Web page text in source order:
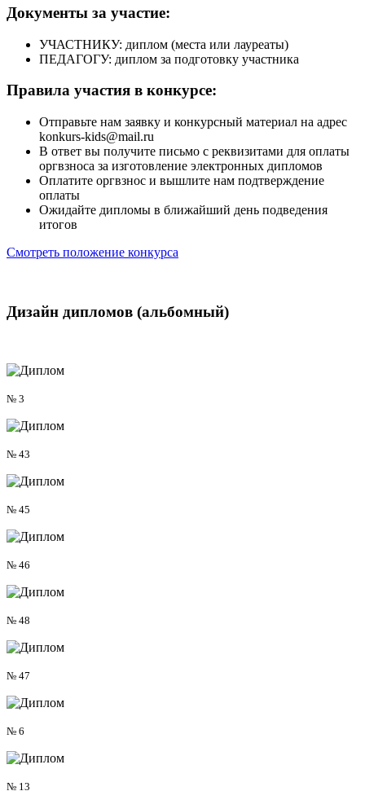
Документы за участие:
УЧАСТНИКУ: диплом (места или лауреаты)
ПЕДАГОГУ: диплом за подготовку участника
Правила участия в конкурсе:
Отправьте нам заявку и конкурсный материал на адрес
konkurs-kids@mail.ru
В ответ вы получите письмо с реквизитами для оплаты
оргвзноса за изготовление электронных дипломов
Оплатите оргвзнос и вышлите нам подтверждение
оплаты
Ожидайте дипломы в ближайший день подведения
итогов
Смотреть положение конкурса
Дизайн дипломов (альбомный)
№ 3
№ 43
№ 45
№ 46
№ 48
№ 47
№ 6
№ 13